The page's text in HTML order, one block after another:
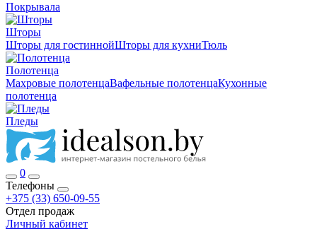
Покрывала
Шторы
Шторы для гостиннойШторы для кухниТюль
Полотенца
Махровые полотенцаВафельные полотенцаКухонные
полотенца
Пледы
0
Телефоны
+375 (33) 650-09-55
Отдел продаж
Личный кабинет